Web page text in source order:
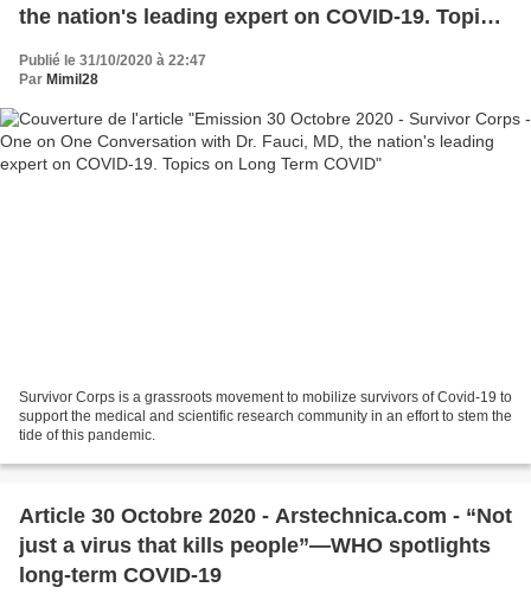
the nation's leading expert on COVID-19. Topics
on Long Term COVID
Publié le 31/10/2020 à 22:47
Par Mimil28
Survivor Corps is a grassroots movement to mobilize survivors of Covid-19 to
support the medical and scientific research community in an effort to stem the
tide of this pandemic.
Article 30 Octobre 2020 - Arstechnica.com - “Not
just a virus that kills people”—WHO spotlights
long-term COVID-19